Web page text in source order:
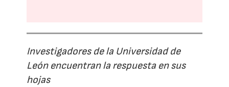
Investigadores de la Universidad de
León encuentran la respuesta en sus
hojas